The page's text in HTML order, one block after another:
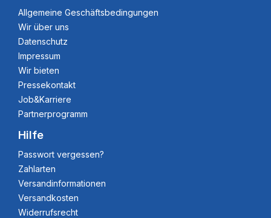
Allgemeine Geschäftsbedingungen
Wir über uns
Datenschutz
Impressum
Wir bieten
Pressekontakt
Job&Karriere
Partnerprogramm
Hilfe
Passwort vergessen?
Zahlarten
Versandinformationen
Versandkosten
Widerrufsrecht